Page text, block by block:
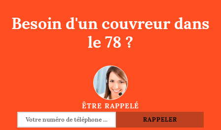
Besoin d'un couvreur dans
le 78 ?
ÊTRE RAPPELÉ